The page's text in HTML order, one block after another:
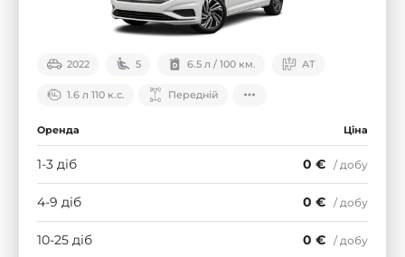
2022 5 6.5 л / 100 км. АТ
1.6 л 110 к.с. Передній
Оренда Ціна
1-3 діб 0 € / добу
4-9 діб 0 € / добу
10-25 діб 0 € / добу